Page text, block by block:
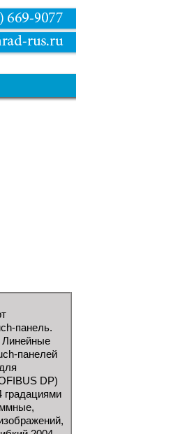
панель.
панелей
DP)
градациями